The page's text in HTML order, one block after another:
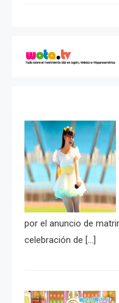
por el anuncio de
celebración de […]